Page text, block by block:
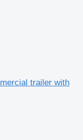
trailer with